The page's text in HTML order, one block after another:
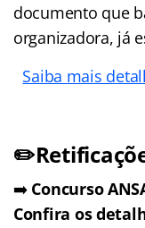
documento que
organizadora, já
Saiba mais
➡️ Concurso
Confira os